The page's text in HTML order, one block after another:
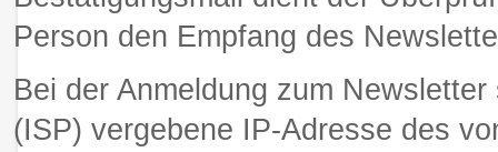
Person den Empfang des
Bei der Anmeldung zum
(ISP) vergebene IP-Adresse des